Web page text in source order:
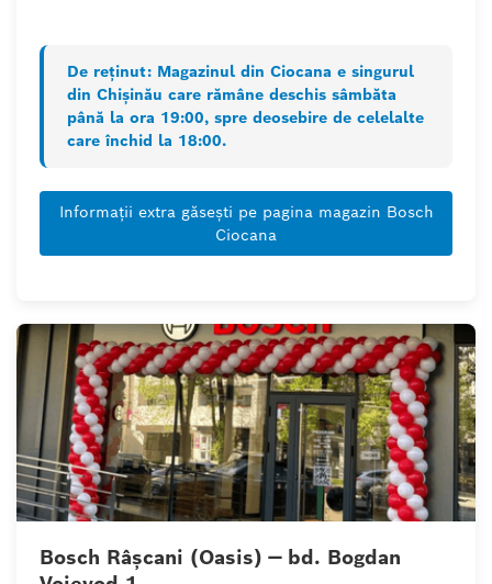
De reținut: Magazinul din Ciocana e singurul
din Chișinău care rămâne deschis sâmbăta
până la ora 19:00, spre deosebire de celelalte
care închid la 18:00.
Informații extra găsești pe pagina magazin Bosch
Ciocana
Bosch Râșcani (Oasis) — bd. Bogdan